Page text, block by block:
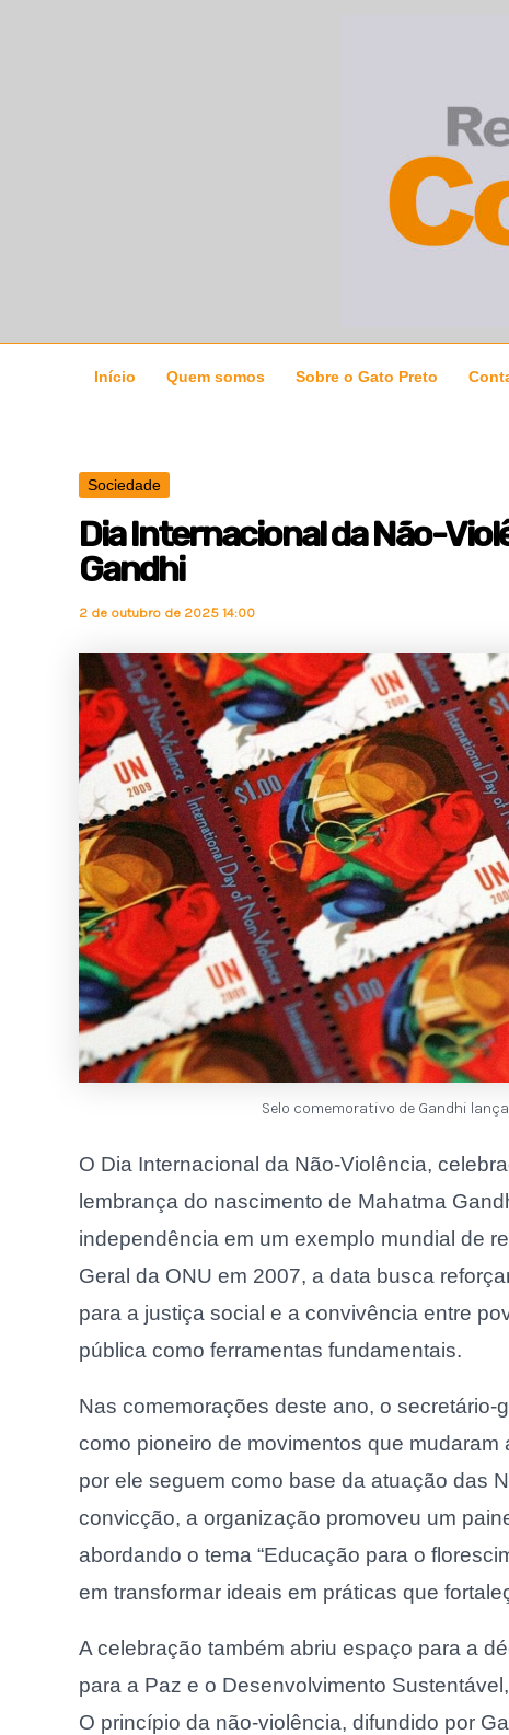
Início Quem somos Sobre o Gato Preto
Sociedade
Dia Internacional da Não-
Gandhi
2 de outubro de 2025 14:00
Selo comemorativo de Gandhi
O Dia Internacional da Não-Violência,
lembrança do nascimento de Mahatma
independência em um exemplo mundial de
Geral da ONU em 2007, a data busca
para a justiça social e a convivência entre
pública como ferramentas fundamentais.
Nas comemorações deste ano, o secretário-
como pioneiro de movimentos que
por ele seguem como base da atuação das
convicção, a organização promoveu um
abordando o tema “Educação para o
em transformar ideais em práticas que
A celebração também abriu espaço para a
para a Paz e o Desenvolvimento
O princípio da não-violência, difundido por